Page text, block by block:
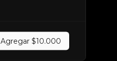
Agregar $10.000